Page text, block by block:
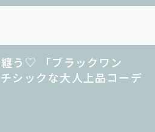
う♡ 「ブラックワン
シックな大人上品コーデ